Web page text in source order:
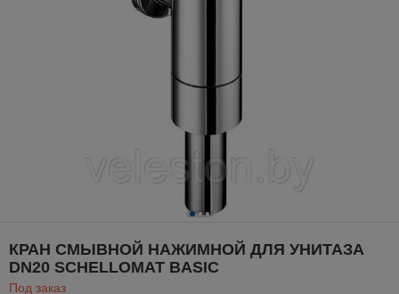
КРАН СМЫВНОЙ НАЖИМНОЙ ДЛЯ УНИТАЗА
DN20 SCHELLOMAT BASIC
Под заказ